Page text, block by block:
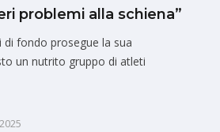
problemi alla schiena”
di fondo prosegue la sua
un nutrito gruppo di atleti